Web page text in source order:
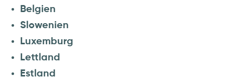
Belgien
Slowenien
Luxemburg
Lettland
Estland